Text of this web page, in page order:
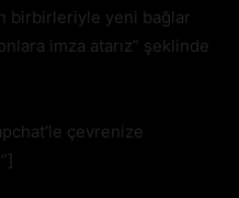
birbirleriyle yeni bağlar
imza atarız” şeklinde
çevrenize